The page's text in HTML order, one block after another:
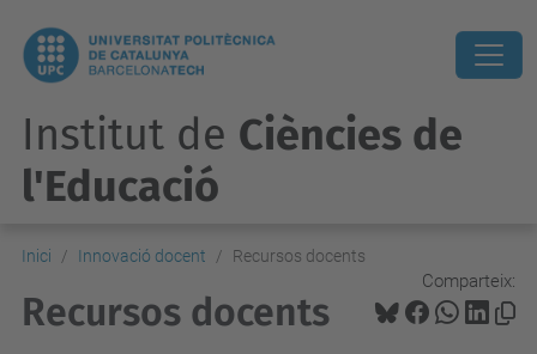
Institut de Ciències de
l'Educació
Inici Innovació docent Recursos docents
Comparteix:
Recursos docents